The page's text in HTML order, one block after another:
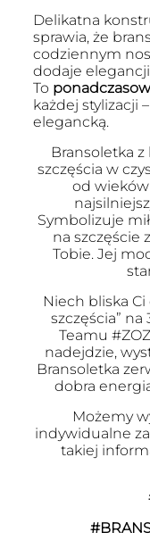
Delikatna
sprawia, że
codziennym
dodaje
To
każdej stylizacji
elegancką.
Bransoletka
szczęścia w
od
Symbolizuje
na szczęście
Tobie. Jej
Niech bliska
szczęścia” na
Teamu
nadejdzie,
Bransoletka
dobra
Możemy
indywidualne
takiej